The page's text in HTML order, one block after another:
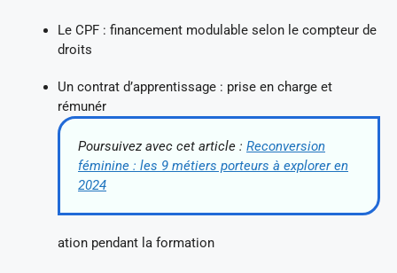
Le CPF : financement modulable selon le compteur de
droits
Un contrat d’apprentissage : prise en charge et
rémunér
Poursuivez avec cet article : Reconversion
féminine : les 9 métiers porteurs à explorer en
2024
ation pendant la formation